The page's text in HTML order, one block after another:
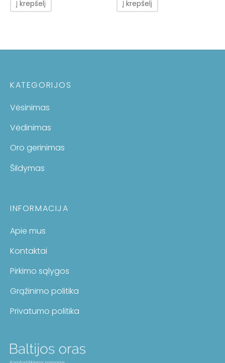
Į krepšelį Į krepšelį
KATEGORIJOS
Vėsinimas
Vėdinimas
Oro gerinimas
Šildymas
INFORMACIJA
Apie mus
Kontaktai
Pirkimo sąlygos
Grąžinimo politika
Privatumo politika